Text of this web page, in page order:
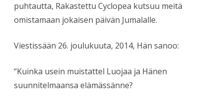
puhtautta, Rakastettu Cyclopea kutsuu meitä
omistamaan jokaisen päivän Jumalalle.
Viestissään 26. joulukuuta, 2014, Hän sanoo:
“Kuinka usein muistattel Luojaa ja Hänen
suunnitelmaansa elämässänne?